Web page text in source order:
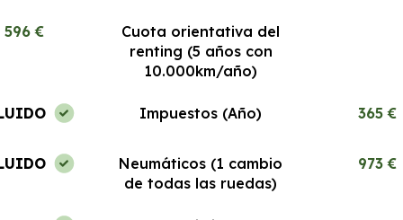
596 €
Cuota orientativa del
renting (5 años con
10.000km/año)
Impuestos (Año) 365 €
Neumáticos (1 cambio
de todas las ruedas)
973 €